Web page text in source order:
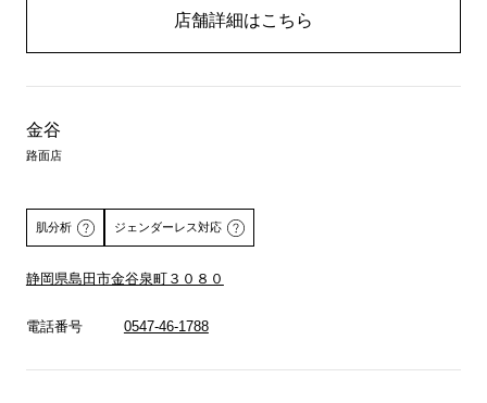
店舗詳細はこちら
金谷
路面店
肌分析 ジェンダーレス対応
静岡県島田市金谷泉町３０８０
電話番号 0547-46-1788